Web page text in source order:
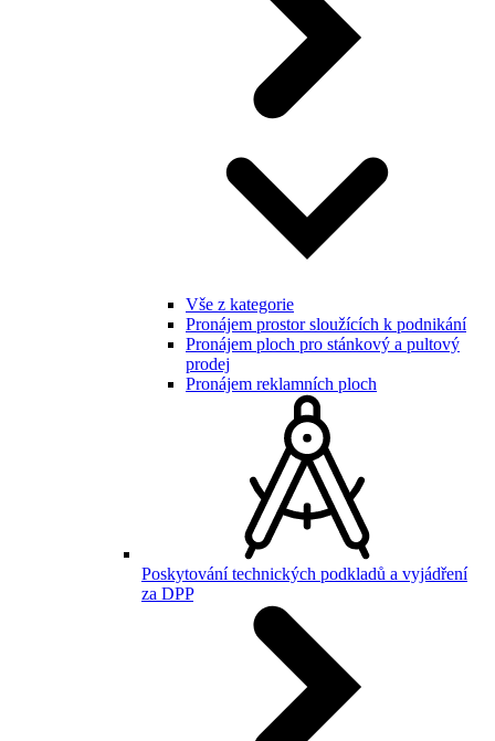
Vše z kategorie
Pronájem prostor sloužících k podnikání
Pronájem ploch pro stánkový a pultový
prodej
Pronájem reklamních ploch
Poskytování technických podkladů a vyjádření
za DPP